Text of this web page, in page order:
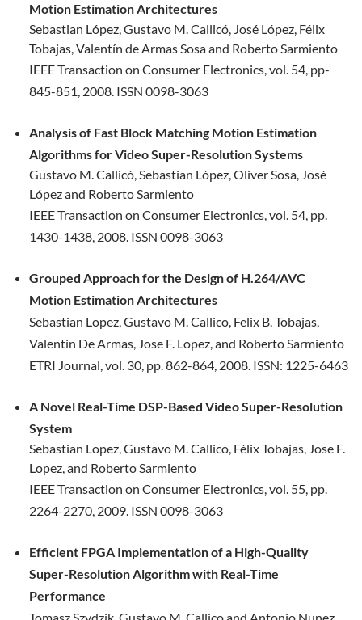
Motion Estimation Architectures
Sebastian López, Gustavo M. Callicó, José López, Félix
Tobajas, Valentín de Armas Sosa and Roberto Sarmiento
IEEE Transaction on Consumer Electronics, vol. 54, pp-
845-851, 2008. ISSN 0098-3063
Analysis of Fast Block Matching Motion Estimation
Algorithms for VideoSuper-Resolution Systems
Gustavo M. Callicó, Sebastian López, Oliver Sosa, José
López and Roberto Sarmiento
IEEE Transaction on Consumer Electronics, vol. 54, pp.
1430-1438, 2008. ISSN 0098-3063
Grouped Approach for the Design of H.264/AVC
Motion Estimation Architectures
Sebastian Lopez, Gustavo M. Callico, Felix B. Tobajas,
Valentin DeArmas, Jose F. Lopez, and Roberto Sarmiento
ETRI Journal, vol. 30, pp. 862-864, 2008. ISSN: 1225-6463
A Novel Real-Time DSP-Based Video Super-Resolution
System
Sebastian Lopez, Gustavo M. Callico, Félix Tobajas, Jose F.
Lopez, and Roberto Sarmiento
IEEE Transaction on Consumer Electronics, vol. 55, pp.
2264-2270, 2009. ISSN 0098-3063
Efficient FPGA Implementation of a High-Quality
Super-Resolution Algorithm with Real-Time
Performance